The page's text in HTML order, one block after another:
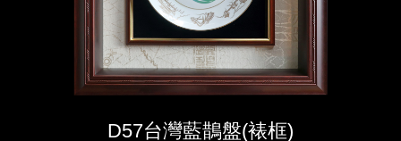
D57台灣藍鵲盤(裱框)